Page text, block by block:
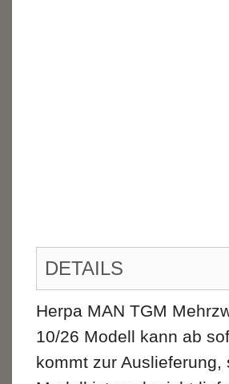
DETAILS
Herpa MAN TGM
10/26 Modell kann ab
kommt zur